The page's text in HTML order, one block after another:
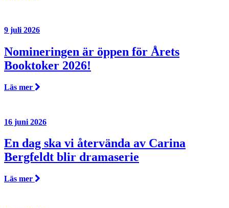
9 juli 2026
Nomineringen är öppen för Årets
Booktoker 2026!
Läs mer
16 juni 2026
En dag ska vi återvända av Carina
Bergfeldt blir dramaserie
Läs mer